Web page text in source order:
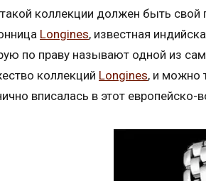
коллекции должен быть свой
Longines, известная
по праву называют одной из
коллекций Longines, и можно
вписалась в этот европейско-